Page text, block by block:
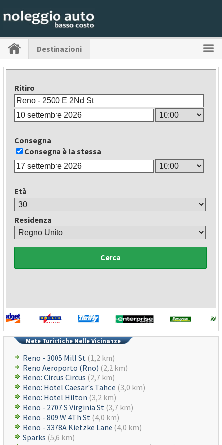
Destinazioni
Ritiro
Consegna
Consegna è la stessa
Età
Residenza
Cerca
Mete Turistiche Nelle Vicinanze
Reno - 3005 Mill St (1,2 km)
Reno Aeroporto (Rno) (2,2 km)
Reno: Circus Circus (2,7 km)
Reno: Hotel Caesar's Tahoe (3,0 km)
Reno: Hotel Hilton (3,2 km)
Reno - 2707 S Virginia St (3,7 km)
Reno - 809 W 4Th St (4,0 km)
Reno - 3378A Kietzke Lane (4,0 km)
Sparks (5,6 km)